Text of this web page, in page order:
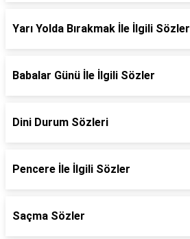
Yarı Yolda Bırakmak İle İlgili Sözler
Babalar Günü İle İlgili Sözler
Dini Durum Sözleri
Pencere İle İlgili Sözler
Saçma Sözler